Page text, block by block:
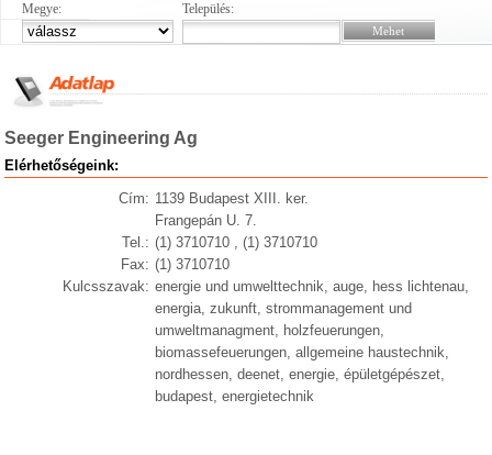
Megye: Település:
Seeger Engineering Ag
Elérhetőségeink:
Cím: 1139 Budapest XIII. ker.
Frangepán U. 7.
Tel.: (1) 3710710 , (1) 3710710
Fax: (1) 3710710
Kulcsszavak: energie und umwelttechnik, auge, hess lichtenau,
energia, zukunft, strommanagement und
umweltmanagment, holzfeuerungen,
biomassefeuerungen, allgemeine haustechnik,
nordhessen, deenet, energie, épületgépészet,
budapest, energietechnik